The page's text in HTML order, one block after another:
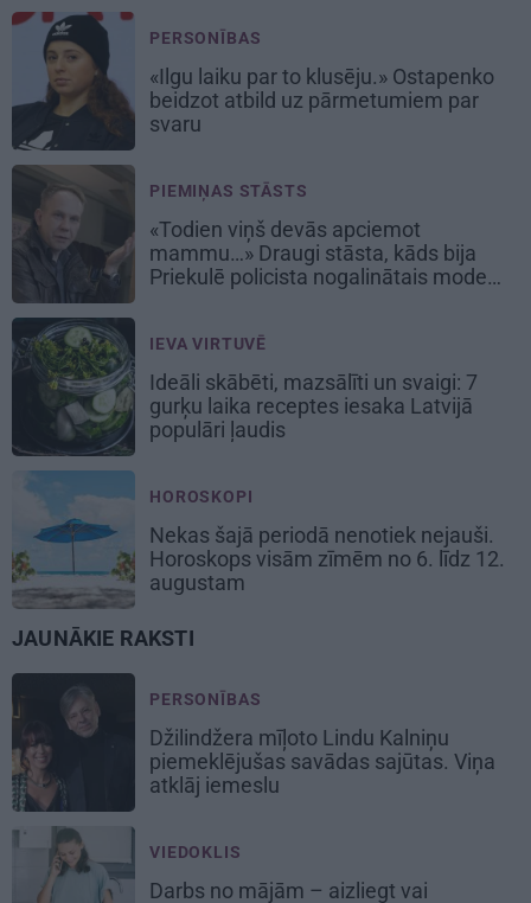
PERSONĪBAS
«Ilgu laiku par to klusēju.» Ostapenko
beidzot atbild uz pārmetumiem par
svaru
PIEMIŅAS STĀSTS
«Todien viņš devās apciemot
mammu…» Draugi stāsta, kāds bija
Priekulē policista nogalinātais modes
IEVA VIRTUVĒ
Ideāli skābēti, mazsālīti un svaigi: 7
gurķu laika receptes iesaka Latvijā
populāri ļaudis
HOROSKOPI
Nekas šajā periodā nenotiek nejauši.
Horoskops visām zīmēm no 6. līdz 12.
augustam
JAUNĀKIE RAKSTI
PERSONĪBAS
Džilindžera mīļoto Lindu Kalniņu
piemeklējušas savādas sajūtas. Viņa
atklāj iemeslu
VIEDOKLIS
Darbs no mājām – aizliegt vai